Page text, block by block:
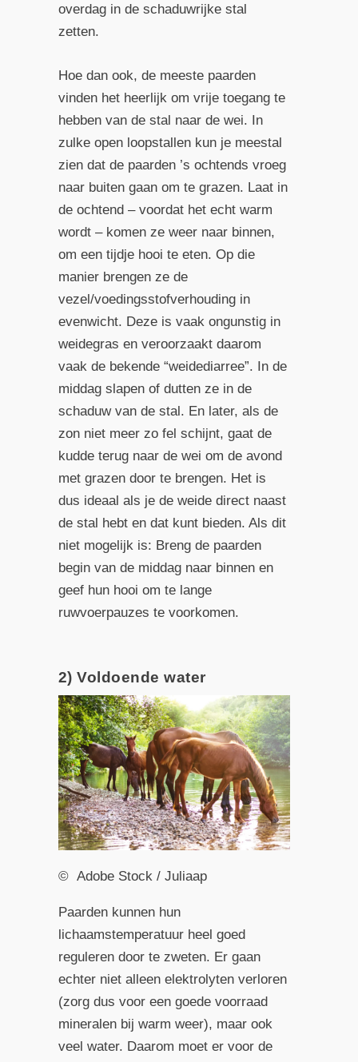
overdag in de schaduwrijke stal
zetten.
Hoe dan ook, de meeste paarden
vinden het heerlijk om vrije toegang te
hebben van de stal naar de wei. In
zulke open loopstallen kun je meestal
zien dat de paarden ’s ochtends vroeg
naar buiten gaan om te grazen. Laat in
de ochtend – voordat het echt warm
wordt – komen ze weer naar binnen,
om een tijdje hooi te eten. Op die
manier brengen ze de
vezel/voedingsstofverhouding in
evenwicht. Deze is vaak ongunstig in
weidegras en veroorzaakt daarom
vaak de bekende “weidediarree”. In de
middag slapen of dutten ze in de
schaduw van de stal. En later, als de
zon niet meer zo fel schijnt, gaat de
kudde terug naar de wei om de avond
met grazen door te brengen. Het is
dus ideaal als je de weide direct naast
de stal hebt en dat kunt bieden. Als dit
niet mogelijk is: Breng de paarden
begin van de middag naar binnen en
geef hun hooi om te lange
ruwvoerpauzes te voorkomen.
2) Voldoende water
© Adobe Stock / Juliaap
Paarden kunnen hun
lichaamstemperatuur heel goed
reguleren door te zweten. Er gaan
echter niet alleen elektrolyten verloren
(zorg dus voor een goede voorraad
mineralen bij warm weer), maar ook
veel water. Daarom moet er voor de